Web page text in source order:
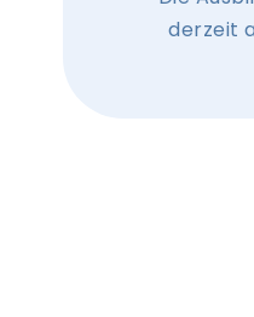
derzeit